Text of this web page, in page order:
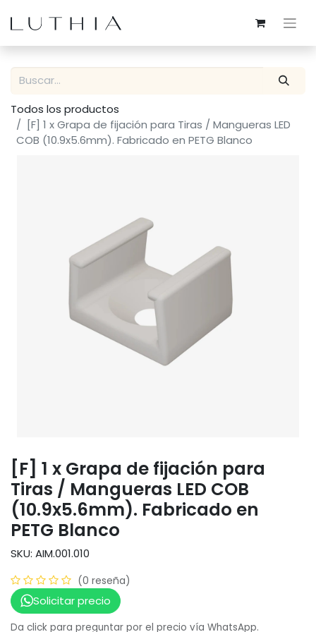
Todos los productos
[F] 1 x Grapa de fijación para Tiras / Mangueras LED
COB (10.9x5.6mm). Fabricado en PETG Blanco
[F] 1 x Grapa de fijación para
Tiras / Mangueras LED COB
(10.9x5.6mm). Fabricado en
PETG Blanco
SKU: AIM.001.010
(0 reseña)
Solicitar precio
Da click para preguntar por el precio vía WhatsApp.